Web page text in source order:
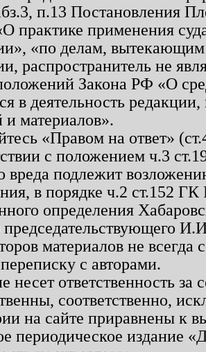
п.13 Постановления
практике применения
«по делам, вытекающим
распространитель не
Закона РФ «О
в деятельность
материалов».
«Правом на ответ»
с положением ч.3
вреда подлежит
в порядке ч.2 ст.152
определения
председательствующего
материалов не
с авторами.
несет ответственность
соответственно,
на сайте приравнены к
периодическое издание